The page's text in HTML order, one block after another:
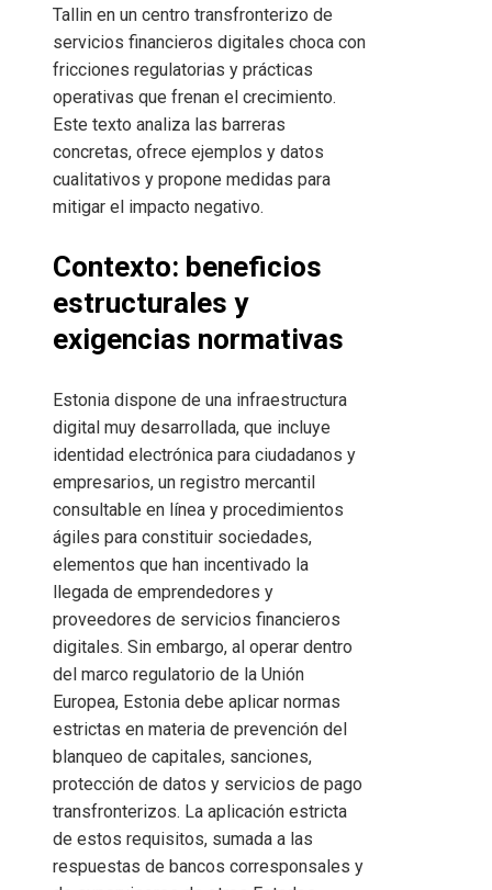
Tallin en un centro transfronterizo de
servicios financieros digitales choca con
fricciones regulatorias y prácticas
operativas que frenan el crecimiento.
Este texto analiza las barreras
concretas, ofrece ejemplos y datos
cualitativos y propone medidas para
mitigar el impacto negativo.
Contexto: beneficios
estructurales y
exigencias normativas
Estonia dispone de una infraestructura
digital muy desarrollada, que incluye
identidad electrónica para ciudadanos y
empresarios, un registro mercantil
consultable en línea y procedimientos
ágiles para constituir sociedades,
elementos que han incentivado la
llegada de emprendedores y
proveedores de servicios financieros
digitales. Sin embargo, al operar dentro
del marco regulatorio de la Unión
Europea, Estonia debe aplicar normas
estrictas en materia de prevención del
blanqueo de capitales, sanciones,
protección de datos y servicios de pago
transfronterizos. La aplicación estricta
de estos requisitos, sumada a las
respuestas de bancos corresponsales y